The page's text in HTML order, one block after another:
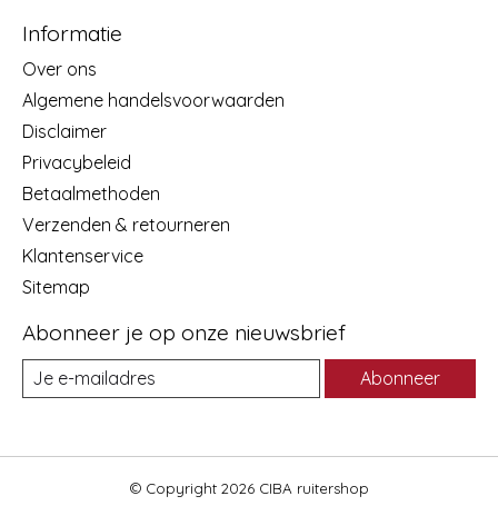
Informatie
Over ons
Algemene handelsvoorwaarden
Disclaimer
Privacybeleid
Betaalmethoden
Verzenden & retourneren
Klantenservice
Sitemap
Abonneer je op onze nieuwsbrief
Abonneer
© Copyright 2026 CIBA ruitershop